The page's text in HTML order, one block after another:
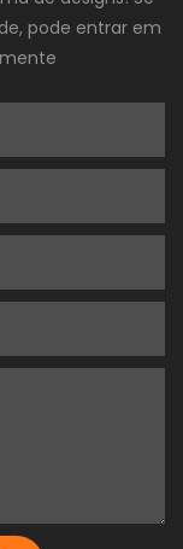
pode entrar em